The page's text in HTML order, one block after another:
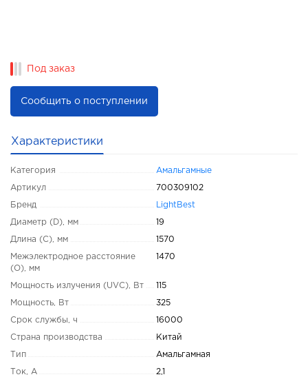
Под заказ
Сообщить о поступлении
Характеристики
Категория Амальгамные
Артикул 700309102
Бренд LightBest
Диаметр (D), мм 19
Длина (C), мм 1570
Межэлектродное расстояние
(O), мм
1470
Мощность излучения (UVC), Вт 115
Мощность, Вт 325
Срок службы, ч 16000
Страна производства Китай
Тип Амальгамная
Ток, А 2,1